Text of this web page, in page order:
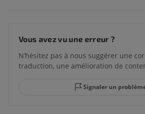
Vous avez vu une erreur ?
N’hésitez pas à nous suggérer une
traduction, une amélioration de
Signaler un